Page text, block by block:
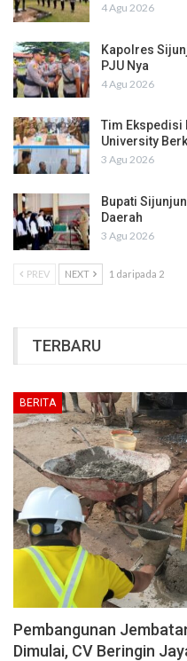
4 Agu 2026
Kapolres
PJU Nya
4 Agu 2026
Tim Ekspedisi
University
3 Agu 2026
Bupati
Daerah
3 Agu 2026
PREV NEXT 1 daripada 2
TERBARU
BERITA
Pembangunan
Dimulai, CV Beringin